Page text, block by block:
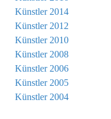
Künstler 2014
Künstler 2012
Künstler 2010
Künstler 2008
Künstler 2006
Künstler 2005
Künstler 2004